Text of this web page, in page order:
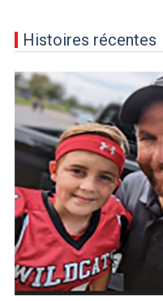
Histoires récentes